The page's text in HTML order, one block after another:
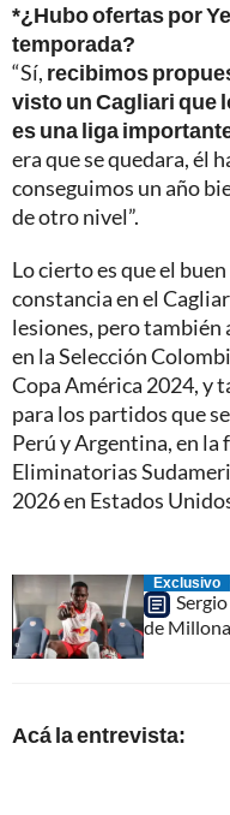
*¿Hubo ofertas por
temporada?
“Sí, recibimos
visto un Cagliari que
es una liga
era que se quedara, él
conseguimos un año
de otro nivel”.
Lo cierto es que el
constancia en el
lesiones, pero también
en la Selección
Copa América 2024, y
para los partidos que
Perú y Argentina, en la
Eliminatorias
2026 en Estados
Exclusivo
de
Acá la entrevista: